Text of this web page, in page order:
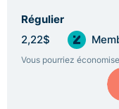
Régulier
2,22$
Vous pourriez